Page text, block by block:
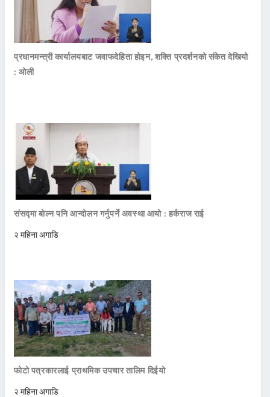
प्रधानमन्त्री कार्यालयबाट जवाफदेहिता होइन, शक्ति प्रदर्शनको संकेत देखियो
: ओली
संसद्मा बोल्न पनि आन्दोलन गर्नुपर्ने अवस्था आयो : हर्कराज राई
२ महिना अगाडि
फोटो पत्रकारलाई प्राथमिक उपचार तालिम दिईयो
२ महिना अगाडि